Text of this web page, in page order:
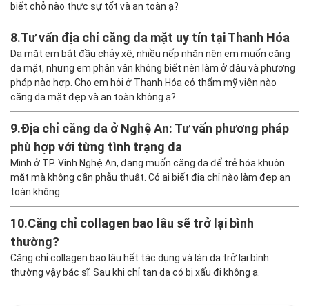
biết chỗ nào thực sự tốt và an toàn ạ?
8.Tư vấn địa chỉ căng da mặt uy tín tại Thanh Hóa
Da mặt em bắt đầu chảy xệ, nhiều nếp nhăn nên em muốn căng
da mặt, nhưng em phân vân không biết nên làm ở đâu và phương
pháp nào hợp. Cho em hỏi ở Thanh Hóa có thẩm mỹ viện nào
căng da mặt đẹp và an toàn không ạ?
9.Địa chỉ căng da ở Nghệ An: Tư vấn phương pháp
phù hợp với từng tình trạng da
Mình ở TP. Vinh Nghệ An, đang muốn căng da để trẻ hóa khuôn
mặt mà không cần phẫu thuật. Có ai biết địa chỉ nào làm đẹp an
toàn không
10.Căng chỉ collagen bao lâu sẽ trở lại bình
thường?
Căng chỉ collagen bao lâu hết tác dụng và làn da trở lại bình
thường vậy bác sĩ. Sau khi chỉ tan da có bị xấu đi không ạ.